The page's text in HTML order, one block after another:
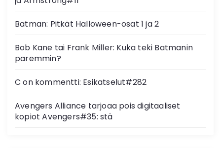
Batman: Pitkät Halloween-osat 1 ja 2
Bob Kane tai Frank Miller: Kuka teki Batmanin
paremmin?
C on kommentti: Esikatselut#282
Avengers Alliance tarjoaa pois digitaaliset
kopiot Avengers#35: stä